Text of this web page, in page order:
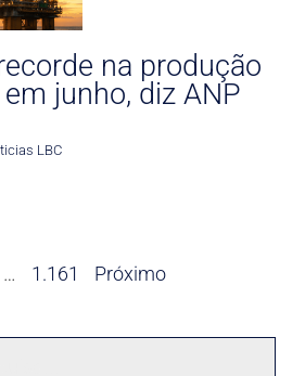
na produção
junho, diz ANP
LBC
… 1.161 Próximo